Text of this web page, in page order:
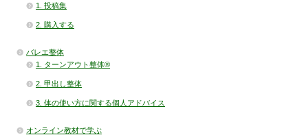
1. 投稿集
2. 購入する
バレエ整体
1. ターンアウト整体®
2. 甲出し整体
3. 体の使い方に関する個人アドバイス
オンライン教材で学ぶ